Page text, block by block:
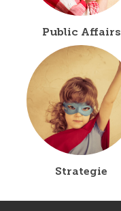
Public Affairs
Strategie